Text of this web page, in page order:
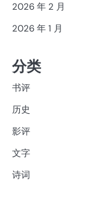
2026 年 2 月
2026 年 1 月
分类
书评
历史
影评
文字
诗词